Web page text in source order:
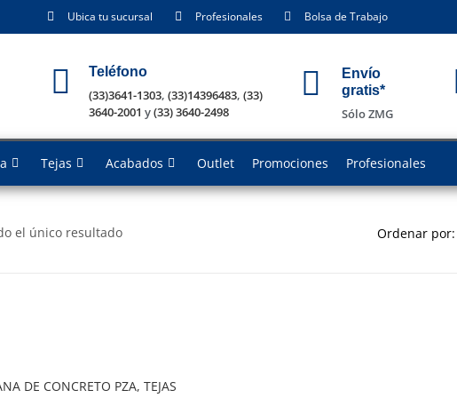
Ubica tu sucursal Profesionales Bolsa de Trabajo
Teléfono
(33)3641-1303, (33)14396483, (33)
3640-2001 y(33) 3640-2498
Envío
gratis*
Sólo ZMG
Tejas Acabados Outlet Promociones Profesionales
el único resultado Ordenar por:
DE CONCRETO PZA, TEJAS